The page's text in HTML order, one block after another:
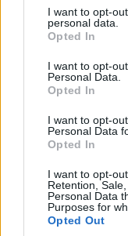
not limited to your
grant or deny
use your data for
consent section.
I want to opt-
personal data.
Opted In
I want to opt-
Personal Data.
Opted In
I want to opt-
Personal Data
Opted In
I want to opt-
Retention,
Personal Data
Purposes for
Opted Out
Une pancarte
Rafah », sans faire
dans la ville du sud
suscité une forte